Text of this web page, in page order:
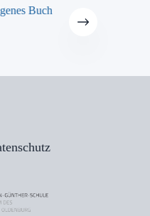
Buch